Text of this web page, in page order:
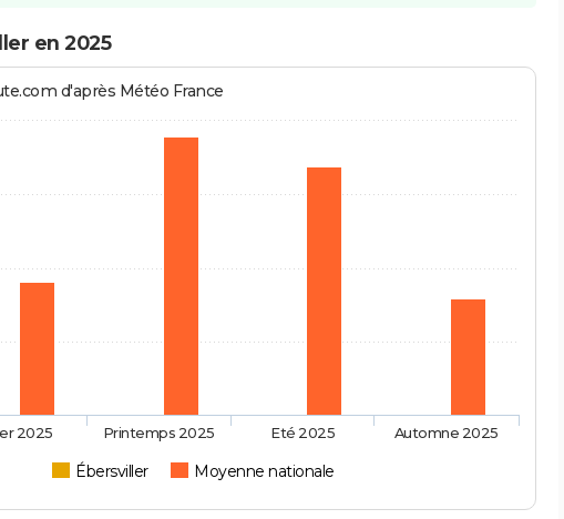
en 2025
d'après Météo France
Ébersviller Moyenne nationale
2025 Printemps 2025 Eté 2025 Automne 2025